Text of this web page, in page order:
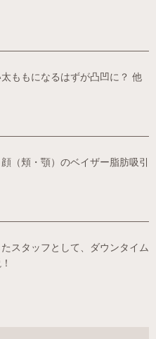
太ももになるはずが凸凹に？ 他
（頬・顎）のベイザー脂肪吸引
スタッフとして、ダウンタイム